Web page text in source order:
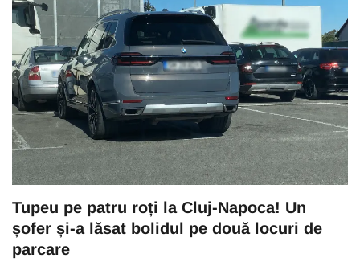
Tupeu pe patru roți la Cluj-Napoca! Un
șofer și-a lăsat bolidul pe două locuri de
parcare